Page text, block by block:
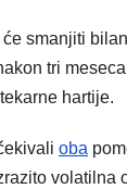
smanjiti
tri
hartije.
oba
volatilna